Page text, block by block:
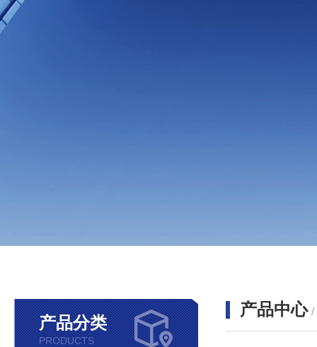
产品分类
PRODUCTS
产品中心 /